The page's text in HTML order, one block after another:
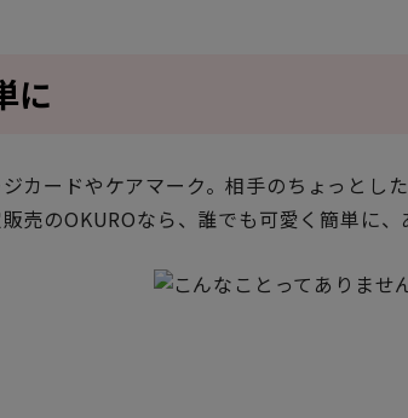
に
カードやケアマーク。相手のちょっとし
売のOKUROなら、誰でも可愛く簡単に